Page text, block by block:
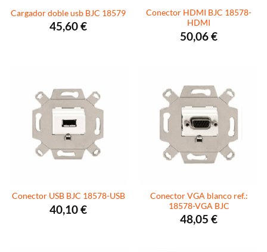
Cargador doble usb BJC 18579
45,60€
Conector HDMI BJC 18578-
HDMI
50,06€
Conector USB BJC 18578-USB
40,10€
Conector VGA blanco ref.:
18578-VGA BJC
48,05 €